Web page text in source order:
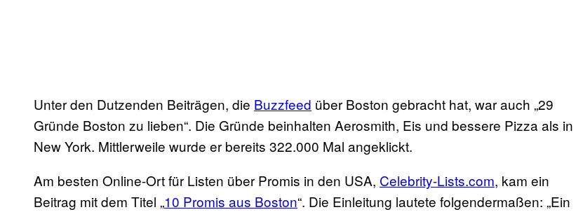
Unter den Dutzenden Beiträgen, die Buzzfeed über Boston gebracht hat, war auch „29
Gründe Boston zu lieben“. Die Gründe beinhalten Aerosmith, Eis und bessere Pizza als in
New York. Mittlerweile wurde er bereits 322.000 Mal angeklickt.
Am besten Online-Ort für Listen über Promis in den USA, Celebrity-Lists.com, kam ein
Beitrag mit dem Titel „10 Promis aus Boston“. Die Einleitung lautete folgendermaßen: „Ein